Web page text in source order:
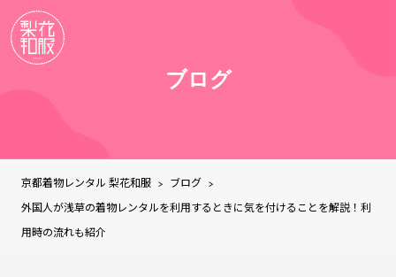
ブログ
京都着物レンタル 梨花和服 > ブログ >
外国人が浅草の着物レンタルを利用するときに気を付けることを解説！利
用時の流れも紹介